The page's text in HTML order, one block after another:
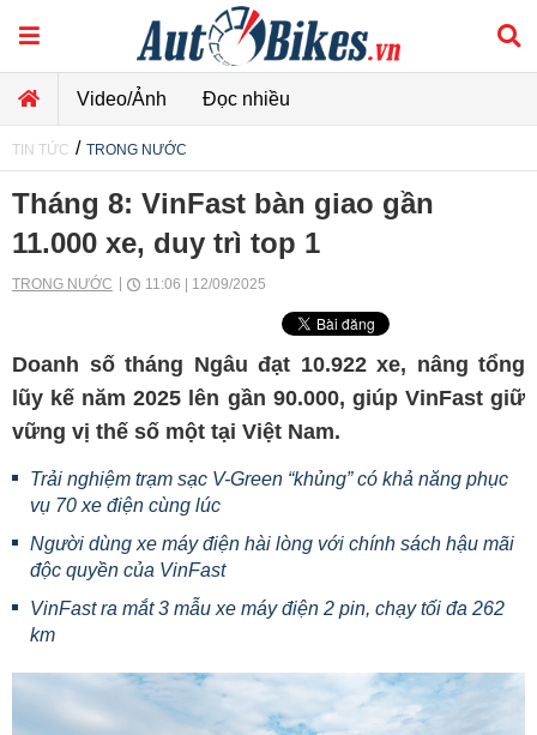
Video/Ảnh Đọc nhiều
TIN TỨC / TRONG NƯỚC
Tháng 8: VinFast bàn giao gần
11.000 xe, duy trì top 1
TRONG NƯỚC 11:06 | 12/09/2025
Doanh số tháng Ngâu đạt 10.922 xe, nâng tổng
lũy kế năm 2025 lên gần 90.000, giúp VinFast giữ
vững vị thế số một tại Việt Nam.
Trải nghiệm trạm sạc V-Green “khủng” có khả năng phục
vụ 70 xe điện cùng lúc
Người dùng xe máy điện hài lòng với chính sách hậu mãi
độc quyền của VinFast
VinFast ra mắt 3 mẫu xe máy điện 2 pin, chạy tối đa 262
km